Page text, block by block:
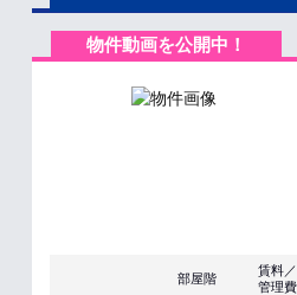
物件動画を公開中！
部屋階
賃料／
管理費